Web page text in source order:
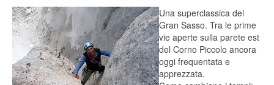
Una superclassica del
Gran Sasso. Tra le prime
vie aperte sulla parete est
del Corno Piccolo ancora
oggi frequentata e
apprezzata.